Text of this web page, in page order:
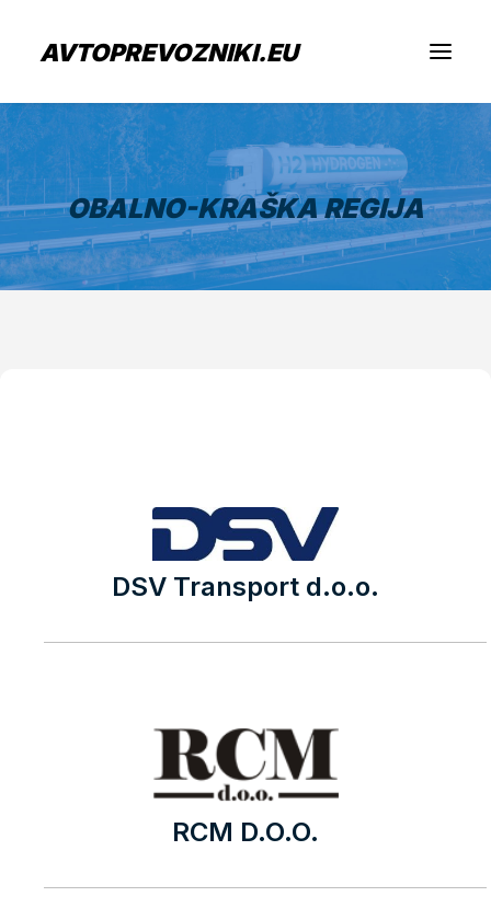
AVTOPREVOZNIKI.EU
Iščem prevoz
Sem prevoznik
OBALNO-KRAŠKA REGIJA
DSV Transport d.o.o.
RCM D.O.O.